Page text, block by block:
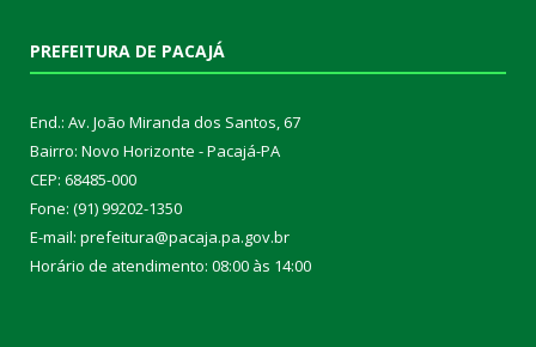
PREFEITURA DE PACAJÁ
End.: Av. João Miranda dos Santos, 67
Bairro: Novo Horizonte - Pacajá-PA
CEP: 68485-000
Fone: (91) 99202-1350
E-mail: prefeitura@pacaja.pa.gov.br
Horário de atendimento: 08:00 às 14:00